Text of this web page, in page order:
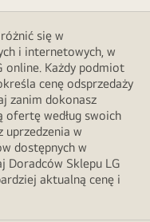
się w
i internetowych, w
online. Każdy podmiot
cenę odsprzedaży
zanim dokonasz
ofertę według swoich
uprzedzenia w
dostępnych w
Doradców Sklepu LG
aktualną cenę i